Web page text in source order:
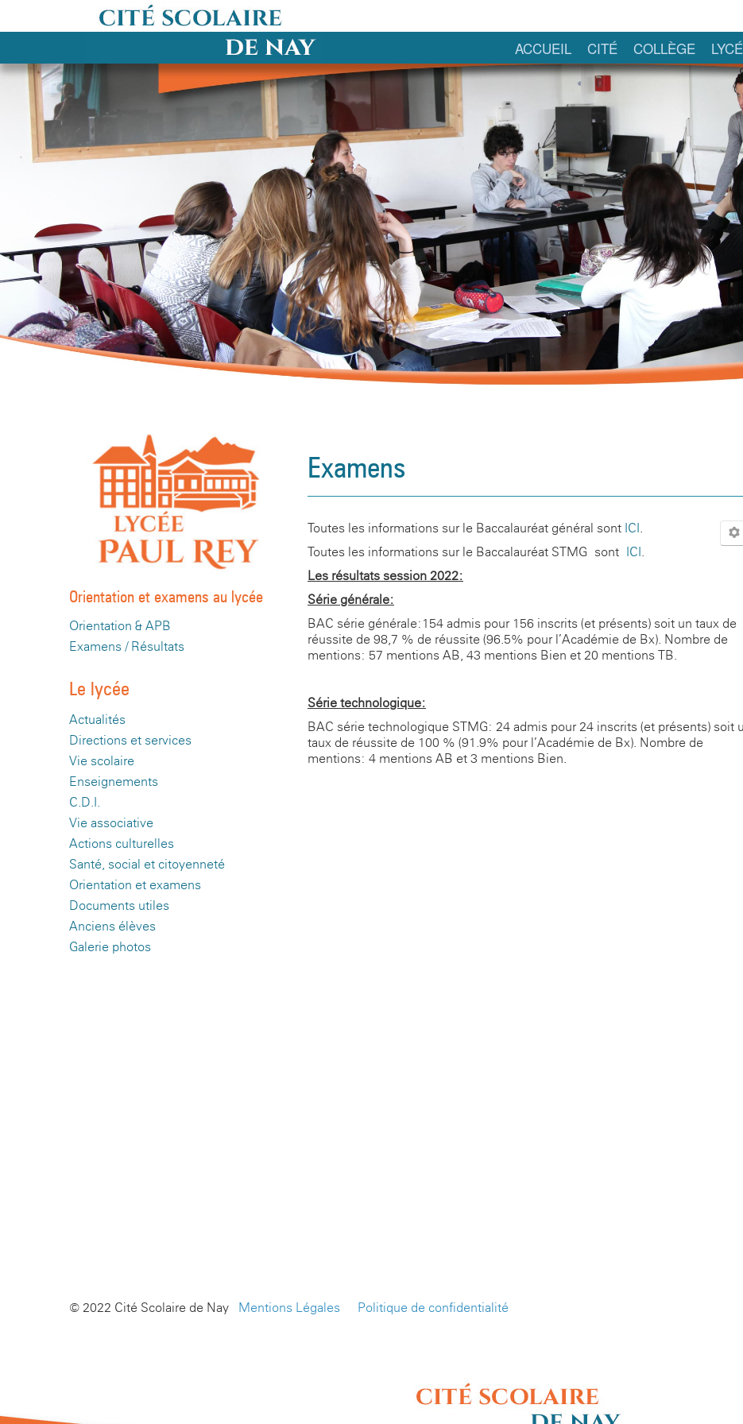
ACCUEIL CITÉ COLLÈGE
Orientation et examens au lycée
Orientation & APB
Examens / Résultats
Le lycée
Actualités
Directions et services
Vie scolaire
Enseignements
C.D.I.
Vie associative
Actions culturelles
Santé, social et citoyenneté
Orientation et examens
Documents utiles
Anciens élèves
Galerie photos
Examens
Toutes les informations sur le Baccalauréat général sont ICI
Toutes les informations sur le Baccalauréat STMG sont ICI
Les résultats session 2022:
Série générale:
BAC série générale:154 admis pour 156 inscrits (et présents) soit un taux de
réussite de 98,7 % de réussite (96.5% pour l’Académie de Bx). Nombre de
mentions: 57 mentions AB, 43 mentions Bien et 20 mentions TB.
Série technologique:
BAC série technologique STMG: 24 admis pour 24 inscrits (et présents) soit
taux de réussite de 100 % (91.9% pour l’Académie de Bx). Nombre de
mentions: 4 mentions AB et 3 mentions Bien.
© 2022 Cité Scolaire de Nay - Mentions Légales Politique de confidentialité